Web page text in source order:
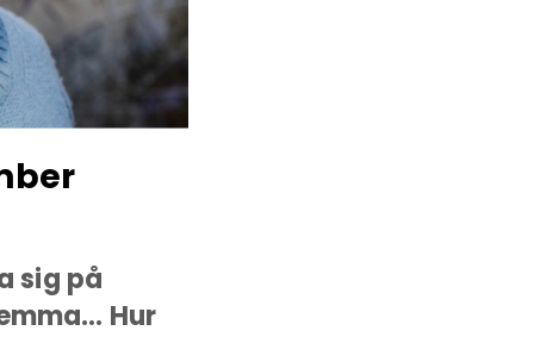
sig på
Hur